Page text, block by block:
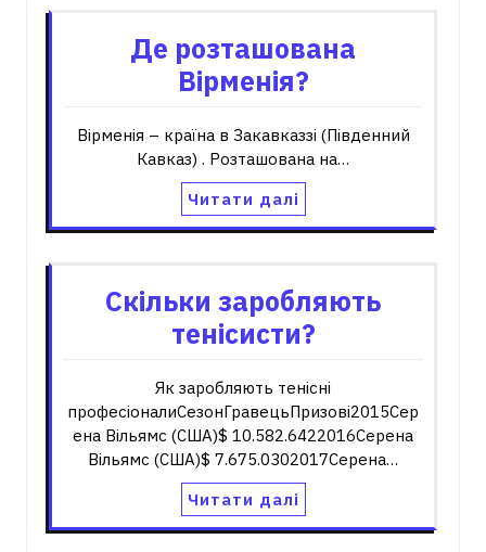
Де розташована
Вірменія?
Вірменія – країна в Закавказзі (Південний
Кавказ) . Розташована на…
Читати далі
Скільки заробляють
тенісисти?
Як заробляють тенісні
професіоналиСезонГравецьПризові2015Сер
ена Вільямс (США)$ 10.582.6422016Серена
Вільямс (США)$ 7.675.0302017Серена…
Читати далі